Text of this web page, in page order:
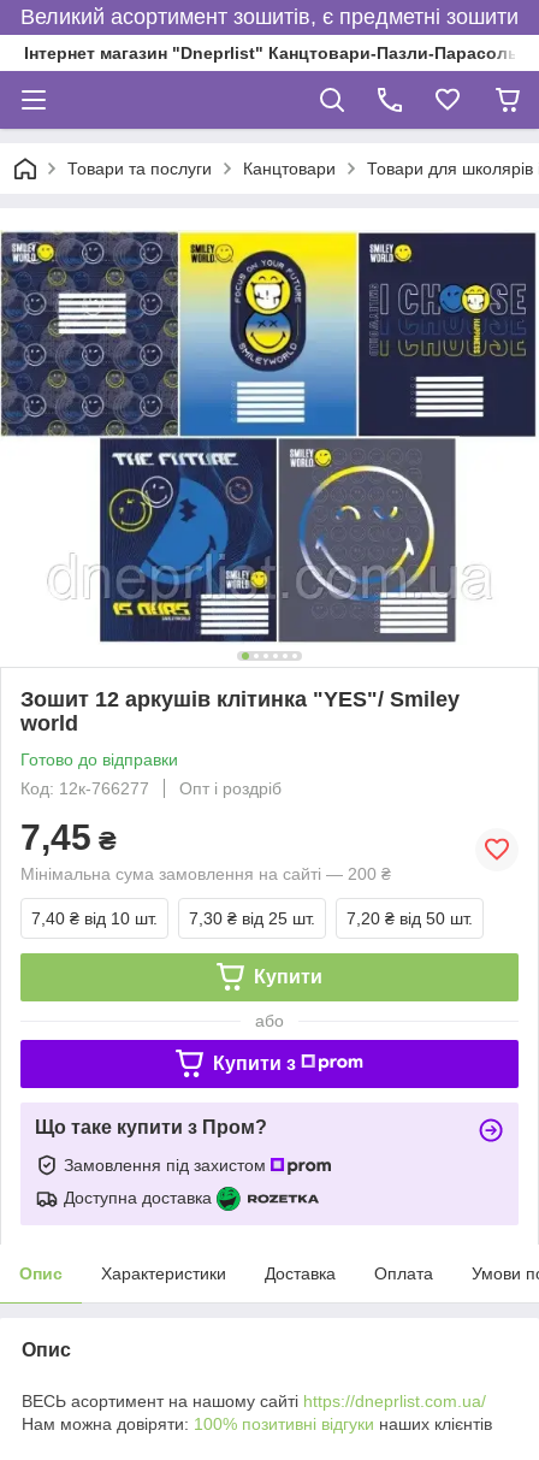
Великий асортимент зошитів, є предметні зошити
Інтернет магазин "Dneprlist" Канцтовари-Пазли-Парасольки
Товари та послуги Канцтовари Товари для школярів
Зошит 12 аркушів клітинка "YES"/ Smiley
world
Готово до відправки
Код: 12к-766277
Опт і роздріб
7,45 ₴
Мінімальна сума замовлення на сайті — 200 ₴
7,40 ₴ від 10 шт. 7,30 ₴ від 25 шт. 7,20 ₴ від 50 шт.
Купити
або
Купити з
Що таке купити з Пром?
Замовлення під захистом
Доступна доставка
Опис Характеристики Доставка Оплата Умови
Опис
ВЕСЬ асортимент на нашому сайті https://dneprlist.com.ua/
Нам можна довіряти: 100% позитивні відгуки наших клієнтів